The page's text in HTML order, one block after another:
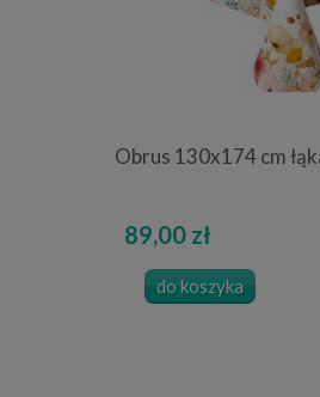
Obrus 130x174 cm
89,00 zł
do koszyka